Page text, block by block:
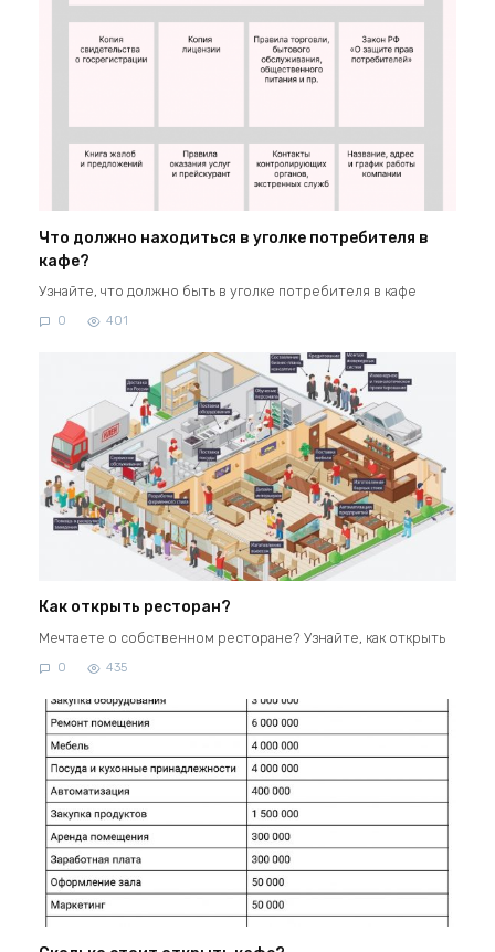
Что должно находиться в уголке потребителя в
кафе?
Узнайте, что должно быть в уголке потребителя в кафе
0 401
Как открыть ресторан?
Мечтаете о собственном ресторане? Узнайте, как открыть
0 435